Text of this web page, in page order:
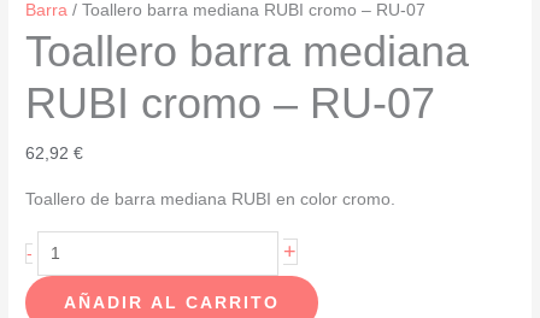
Barra / Toallero barra mediana RUBI cromo – RU-07
Toallero barra mediana
RUBI cromo – RU-07
62,92€
Toallero de barra mediana RUBI en color cromo.
-
Toallero
barra
mediana
+
AÑADIR AL CARRITO